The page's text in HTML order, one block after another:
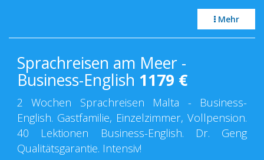
Mehr
Sprachreisen am Meer -
Business-English 1179 €
2 Wochen Sprachreisen Malta - Business-
English. Gastfamilie, Einzelzimmer, Vollpension.
40 Lektionen Business-English. Dr. Geng
Qualitätsgarantie. Intensiv!